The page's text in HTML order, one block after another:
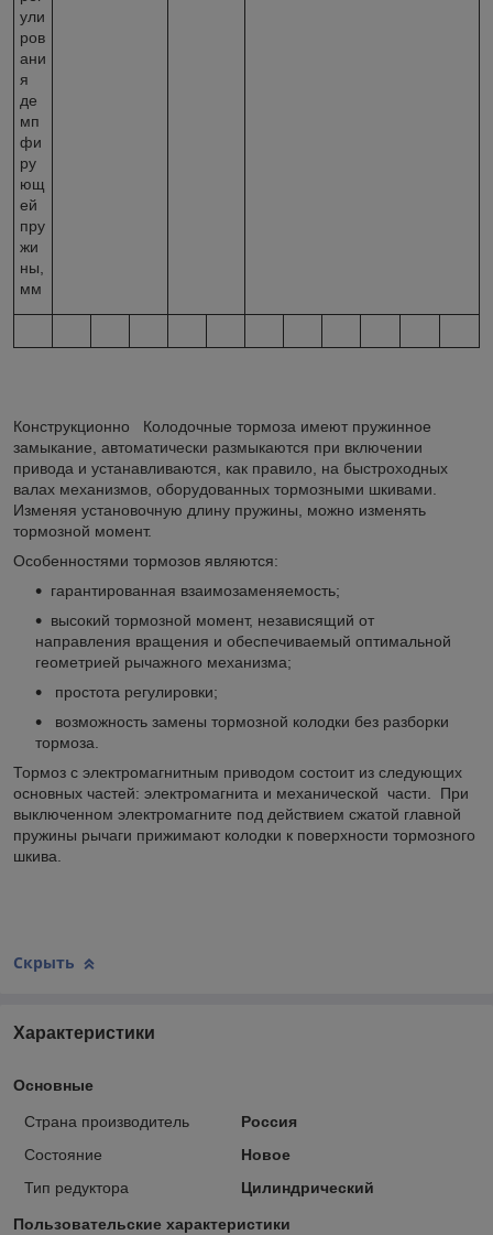
ули
ров
ани
я
де
мп
фи
ру
ющ
ей
пру
жи
ны,
мм
Конструкционно Колодочные тормоза имеют пружинное
замыкание, автоматически размыкаются при включении
привода и устанавливаются, как правило, на быстроходных
валах механизмов, оборудованных тормозными шкивами.
Изменяя установочную длину пружины, можно изменять
тормозной момент.
Особенностями тормозов являются:
гарантированная взаимозаменяемость;
высокий тормозной момент, независящий от
направления вращения и обеспечиваемый оптимальной
геометрией рычажного механизма;
простота регулировки;
возможность замены тормозной колодки без разборки
тормоза.
Тормоз с электромагнитным приводом состоит из следующих
основных частей: электромагнита и механической части. При
выключенном электромагните под действием сжатой главной
пружины рычаги прижимают колодки к поверхности тормозного
шкива.
Скрыть
Характеристики
Основные
Страна производитель
Россия
Состояние
Новое
Тип редуктора
Цилиндрический
Пользовательские характеристики